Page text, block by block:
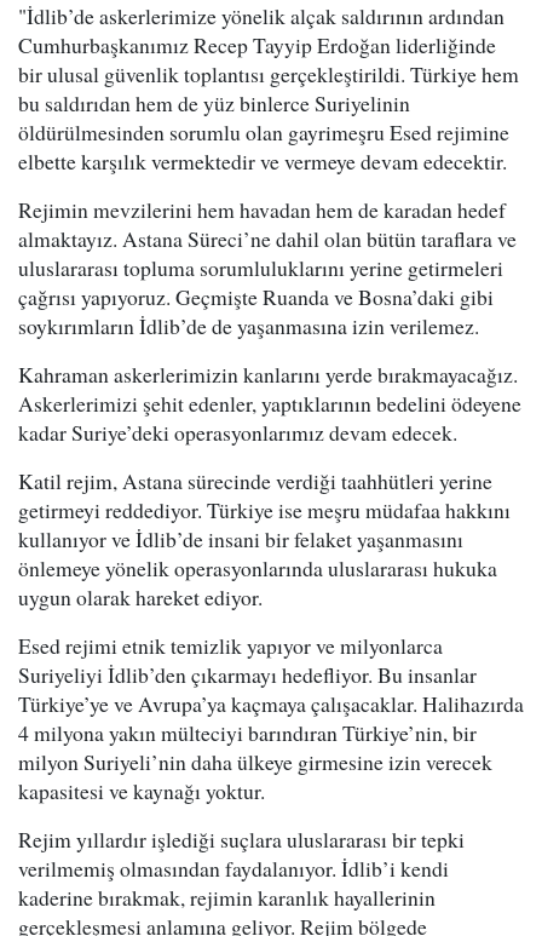
"İdlib’de askerlerimize yönelik alçak saldırının ardından
Cumhurbaşkanımız Recep Tayyip Erdoğan liderliğinde
bir ulusal güvenlik toplantısı gerçekleştirildi. Türkiye hem
bu saldırıdan hem de yüz binlerce Suriyelinin
öldürülmesinden sorumlu olan gayrimeşru Esed rejimine
elbette karşılık vermektedir ve vermeye devam edecektir.
​Rejimin mevzilerini hem havadan hem de karadan hedef
almaktayız. Astana Süreci’ne dahil olan bütün taraflara ve
uluslararası topluma sorumluluklarını yerine getirmeleri
çağrısı yapıyoruz. Geçmişte Ruanda ve Bosna’daki gibi
soykırımların İdlib’de de yaşanmasına izin verilemez.
Kahraman askerlerimizin kanlarını yerde bırakmayacağız.
Askerlerimizi şehit edenler, yaptıklarının bedelini ödeyene
kadar Suriye’deki operasyonlarımız devam edecek.
Katil rejim, Astana sürecinde verdiği taahhütleri yerine
getirmeyi reddediyor. Türkiye ise meşru müdafaa hakkını
kullanıyor ve İdlib’de insani bir felaket yaşanmasını
önlemeye yönelik operasyonlarında uluslararası hukuka
uygun olarak hareket ediyor.
Esed rejimi etnik temizlik yapıyor ve milyonlarca
Suriyeliyi İdlib’den çıkarmayı hedefliyor. Bu insanlar
Türkiye’ye ve Avrupa’ya kaçmaya çalışacaklar. Halihazırda
4 milyona yakın mülteciyi barındıran Türkiye’nin, bir
milyon Suriyeli’nin daha ülkeye girmesine izin verecek
kapasitesi ve kaynağı yoktur.
Rejim yıllardır işlediği suçlara uluslararası bir tepki
verilmemiş olmasından faydalanıyor. İdlib’i kendi
kaderine bırakmak, rejimin karanlık hayallerinin
gerçekleşmesi anlamına geliyor. Rejim bölgede